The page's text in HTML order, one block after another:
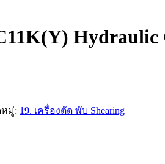
Hydraulic
มู่: 19. เครื่องตัด พับ Shearing